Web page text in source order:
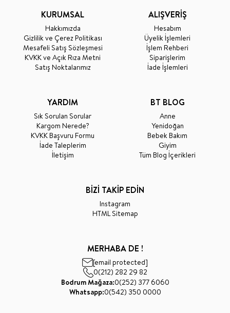
KURUMSAL
Hakkımızda
Gizlilik ve Çerez Politikası
Mesafeli Satış Sözleşmesi
KVKK ve Açık Rıza Metni
Satış Noktalarımız
ALIŞVERİŞ
Hesabım
Üyelik İşlemleri
İşlem Rehberi
Siparişlerim
İade İşlemleri
YARDIM
Sık Sorulan Sorular
Kargom Nerede?
KVKK Başvuru Formu
İade Taleplerim
İletişim
BT BLOG
Anne
Yenidoğan
Bebek Bakım
Giyim
Tüm Blog İçerikleri
BİZİ TAKİP EDİN
Instagram
HTML Sitemap
MERHABA DE !
[email protected]
0(212) 282 29 82
Bodrum Mağaza:0(252) 377 6060
Whatsapp:0(542) 350 0000